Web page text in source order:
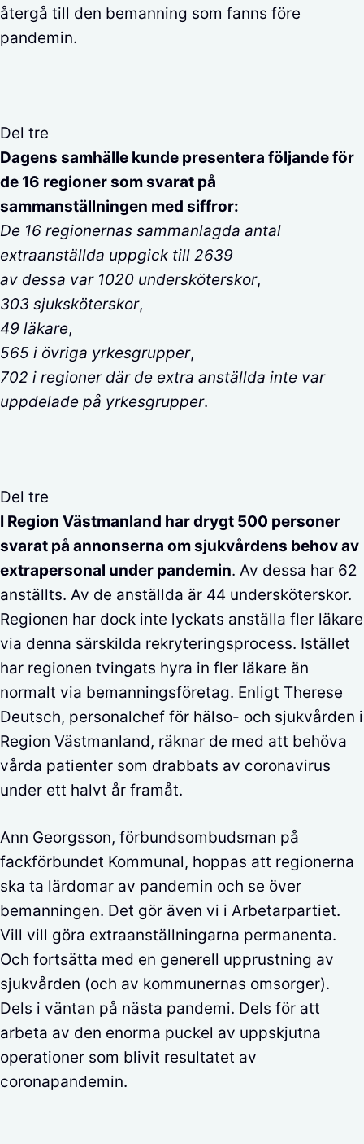
återgå till den bemanning som fanns före
pandemin.
Del tre
Dagens samhälle kunde presentera följande för
de 16 regioner som svarat på
sammanställningen med siffror:
De 16 regionernas sammanlagda antal
extraanställda uppgick till 2639
av dessa var 1020 undersköterskor,
303 sjuksköterskor,
49 läkare,
565 i övriga yrkesgrupper,
702 i regioner där de extra anställda inte var
uppdelade på yrkesgrupper.
Del tre
I Region Västmanland har drygt 500 personer
svarat på annonserna om sjukvårdens behov av
extrapersonal under pandemin. Av dessa har 62
anställts. Av de anställda är 44 undersköterskor.
Regionen har dock inte lyckats anställa fler läkare
via denna särskilda rekryteringsprocess. Istället
har regionen tvingats hyra in fler läkare än
normalt via bemanningsföretag. Enligt Therese
Deutsch, personalchef för hälso- och sjukvården i
Region Västmanland, räknar de med att behöva
vårda patienter som drabbats av coronavirus
under ett halvt år framåt.
Ann Georgsson, förbundsombudsman på
fackförbundet Kommunal, hoppas att regionerna
ska ta lärdomar av pandemin och se över
bemanningen. Det gör även vi i Arbetarpartiet.
Vill vill göra extraanställningarna permanenta.
Och fortsätta med en generell upprustning av
sjukvården (och av kommunernas omsorger).
Dels i väntan på nästa pandemi. Dels för att
arbeta av den enorma puckel av uppskjutna
operationer som blivit resultatet av
coronapandemin.